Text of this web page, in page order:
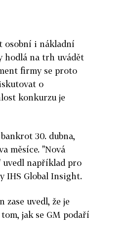
osobní i nákladní
hodlá na trh uvádět
firmy se proto
o
konkurzu je
30. dubna,
měsíce. "Nová
uvedl například pro
IHS Global Insight.
uvedl, že je
jak se GM podaří